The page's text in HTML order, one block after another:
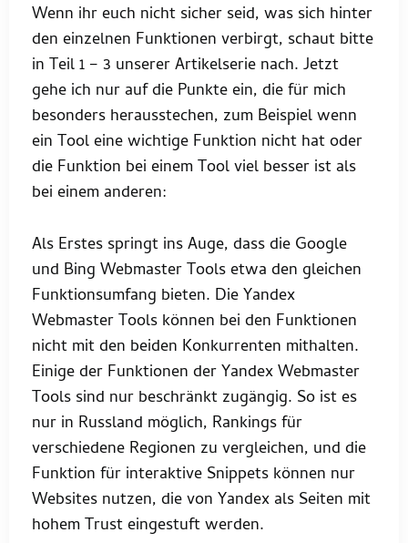
Wenn ihr euch nicht sicher seid, was sich hinter
den einzelnen Funktionen verbirgt, schaut bitte
in Teil 1 – 3 unserer Artikelserie nach. Jetzt
gehe ich nur auf die Punkte ein, die für mich
besonders herausstechen, zum Beispiel wenn
ein Tool eine wichtige Funktion nicht hat oder
die Funktion bei einem Tool viel besser ist als
bei einem anderen:
Als Erstes springt ins Auge, dass die Google
und Bing Webmaster Tools etwa den gleichen
Funktionsumfang bieten. Die Yandex
Webmaster Tools können bei den Funktionen
nicht mit den beiden Konkurrenten mithalten.
Einige der Funktionen der Yandex Webmaster
Tools sind nur beschränkt zugängig. So ist es
nur in Russland möglich, Rankings für
verschiedene Regionen zu vergleichen, und die
Funktion für interaktive Snippets können nur
Websites nutzen, die von Yandex als Seiten mit
hohem Trust eingestuft werden.